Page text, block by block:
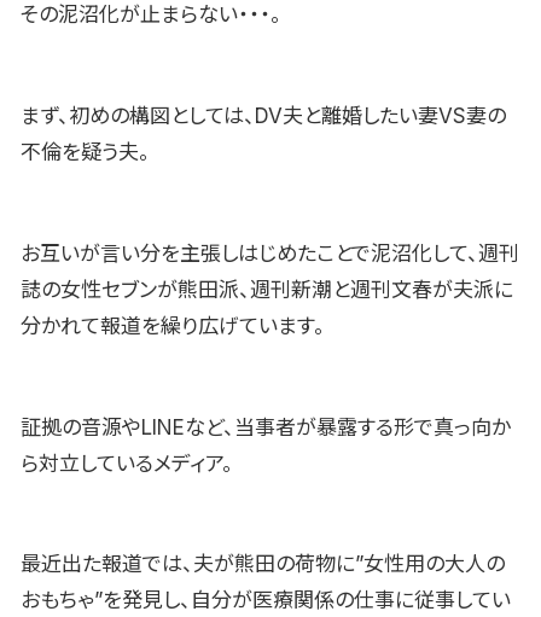
その泥沼化が止まらない・・・。
まず、初めの構図としては、DV夫と離婚したい妻VS妻の
不倫を疑う夫。
お互いが言い分を主張しはじめたことで泥沼化して、週刊
誌の女性セブンが熊田派、週刊新潮と週刊文春が夫派に
分かれて報道を繰り広げています。
証拠の音源やLINEなど、当事者が暴露する形で真っ向か
ら対立しているメディア。
最近出た報道では、夫が熊田の荷物に”女性用の大人の
おもちゃ”を発見し、自分が医療関係の仕事に従事してい